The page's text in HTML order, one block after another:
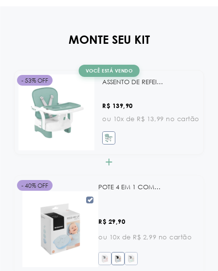
MONTE SEU KIT
VOCÊ ESTÁ VENDO
ASSENTO DE REFEICAO CHEWY MENTA KB
R$ 139,90
ou 10x de R$ 13,99 no cartão
- 53% OFF
+
POTE 4 EM 1 COM TAMPA E 2 TALHERES FEED-ME-UP BLUE KB
R$ 29,90
ou 10x de R$ 2,99 no cartão
- 40% OFF